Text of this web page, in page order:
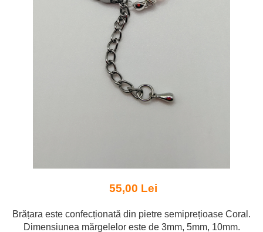
55,00 Lei
Brățara este confecționată din pietre semiprețioase Coral.
Dimensiunea mărgelelor este de 3mm, 5mm, 10mm.